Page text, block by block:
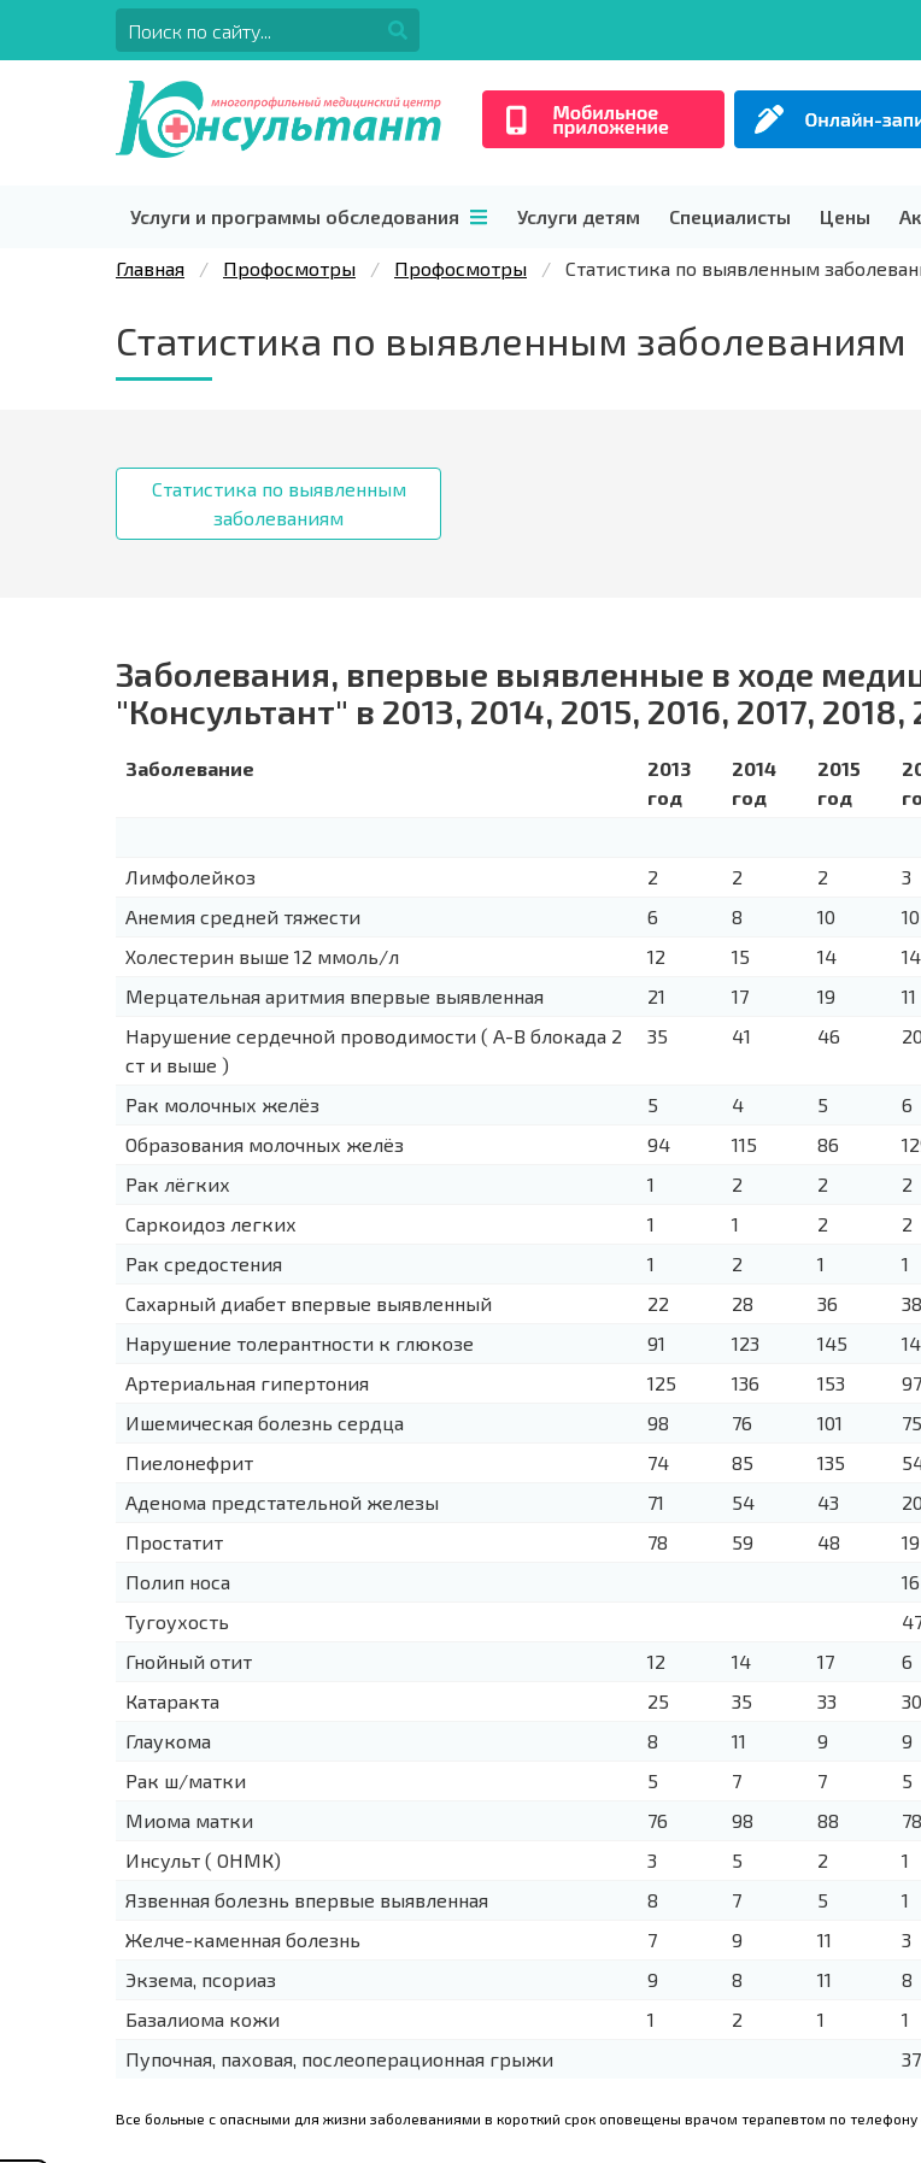
Услуги и программы обследования Услуги детям Специалисты Цены
Главная Профосмотры Профосмотры Статистика по выявленным
Статистика по выявленным заболеваниям
Статистика по выявленным
заболеваниям
Заболевания, впервые выявленные в ходе
"Консультант" в 2013, 2014, 2015, 2016, 2017,
Заболевание
2013
год
2014
год
2015
год
Лимфолейкоз 2 2 2 3
Анемия средней тяжести
6 8 10 10
Холестерин выше 12 ммоль/л
12 15 14 14
Мерцательная аритмия впервые выявленная
21 17 19 11
Нарушение сердечной проводимости ( А-В блокада 2
ст и выше )
35 41 46 20
Рак молочных желёз 5 4 5 6
Образования молочных желёз
94 115 86
Рак лёгких
1 2 2 2
Саркоидоз легких
1 1 2 2
Рак средостения
1 2 1 1
Сахарный диабет впервые выявленный
22 28 36 38
Нарушение толерантности к глюкозе
91 123 145
Артериальная гипертония
125 136 153
Ишемическая болезнь сердца
98 76 101
Пиелонефрит
74 85 135
Аденома предстательной железы
71 54 43 20
Простатит
78 59 48
Полип носа
16
Тугоухость
Гнойный отит
12 14 17 6
Катаракта
25 35 33 30
Глаукома
8 11 9 9
Рак ш/матки
5 7 7 5
Миома матки
76 98 88 78
Инсульт ( ОНМК)
3 5 2
1
Язвенная болезнь впервые выявленная
8 7 5
1
Желче-каменная болезнь
7 9 11 3
Экзема, псориаз
9 8 11 8
Базалиома кожи
1 2 1 1
Пупочная, паховая, послеоперационная грыжи
37
Все больные с опасными для жизни заболеваниями в короткий срок оповещены врачом терапевтом по